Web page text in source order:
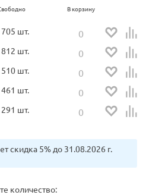
В корзину
705 шт.
812 шт.
510 шт.
461 шт.
291 шт.
скидка 5% до 31.08.2026 г.
количество: